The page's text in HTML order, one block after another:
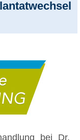
bei Dr.